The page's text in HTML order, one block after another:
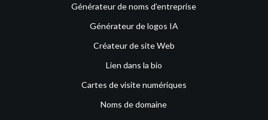
Générateur de noms d’entreprise
Générateur de logos IA
Créateur de site Web
Lien dans la bio
Cartes de visite numériques
Noms de domaine